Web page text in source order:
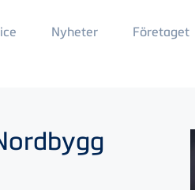
Nyheter Main
Menu
Företaget